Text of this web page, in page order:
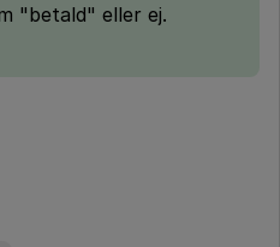
"betald" eller ej.